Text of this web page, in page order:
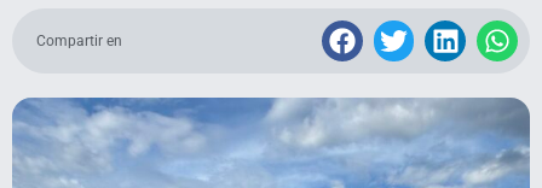
Compartir en